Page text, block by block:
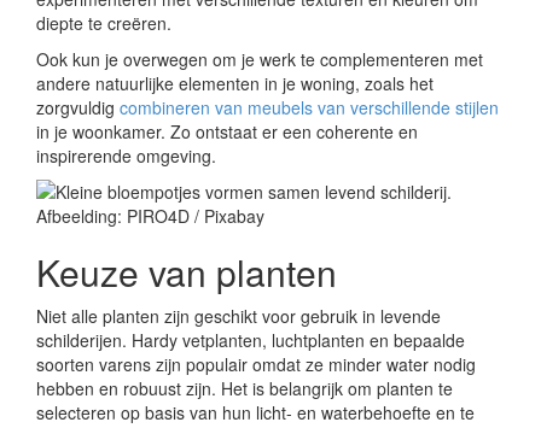
diepte te creëren.
Ook kun je overwegen om je werk te complementeren met
andere natuurlijke elementen in je woning, zoals het
zorgvuldig combineren van meubels van verschillende stijlen
in je woonkamer. Zo ontstaat er een coherente en
inspirerende omgeving.
Afbeelding: PIRO4D / Pixabay
Keuze van planten
Niet alle planten zijn geschikt voor gebruik in levende
schilderijen. Hardy vetplanten, luchtplanten en bepaalde
soorten varens zijn populair omdat ze minder water nodig
hebben en robuust zijn. Het is belangrijk om planten te
selecteren op basis van hun licht- en waterbehoefte en te